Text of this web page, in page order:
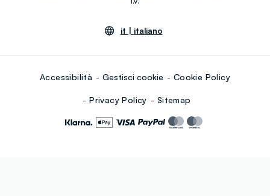
it | italiano
Accessibilità Gestisci cookie Cookie Policy
Privacy Policy Sitemap